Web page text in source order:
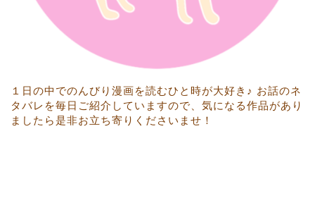
１日の中でのんびり漫画を読むひと時が大好き♪ お話のネ
タバレを毎日ご紹介していますので、気になる作品があり
ましたら是非お立ち寄りくださいませ！